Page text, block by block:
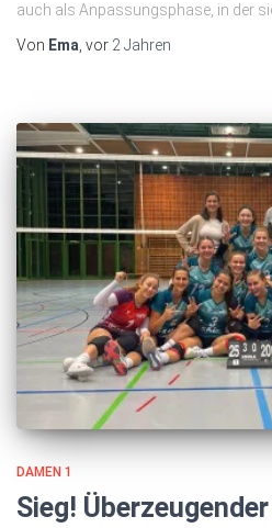
auch als Anpassungsphase, in der
Von Ema, vor 2 Jahren
DAMEN 1
Sieg!